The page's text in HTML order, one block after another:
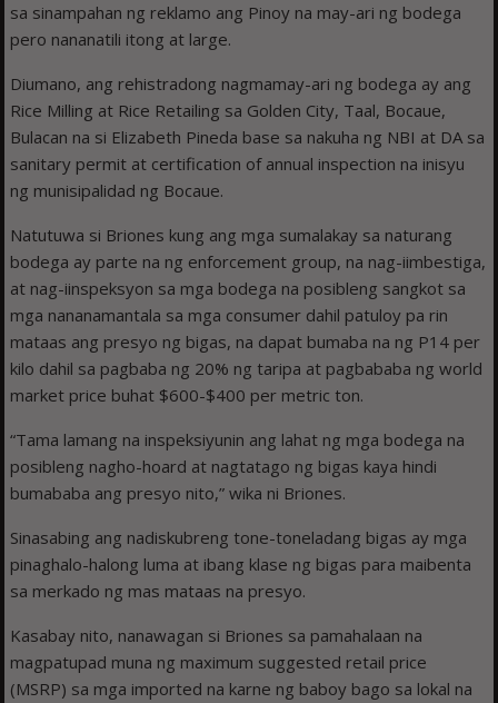
sa sinampahan ng reklamo ang Pinoy na may-ari ng bodega
pero nananatili itong at large.
Diumano, ang rehistradong nagmamay-ari ng bodega ay ang
Rice Milling at Rice Retailing sa Golden City, Taal, Bocaue,
Bulacan na si Elizabeth Pineda base sa nakuha ng NBI at DA sa
sanitary permit at certification of annual inspection na inisyu
ng munisipalidad ng Bocaue.
Natutuwa si Briones kung ang mga sumalakay sa naturang
bodega ay parte na ng enforcement group, na nag-iimbestiga,
at nag-iinspeksyon sa mga bodega na posibleng sangkot sa
mga nananamantala sa mga consumer dahil patuloy pa rin
mataas ang presyo ng bigas, na dapat bumaba na ng P14 per
kilo dahil sa pagbaba ng 20% ng taripa at pagbababa ng world
market price buhat $600-$400 per metric ton.
“Tama lamang na inspeksiyunin ang lahat ng mga bodega na
posibleng nagho-hoard at nagtatago ng bigas kaya hindi
bumababa ang presyo nito,” wika ni Briones.
Sinasabing ang nadiskubreng tone-toneladang bigas ay mga
pinaghalo-halong luma at ibang klase ng bigas para maibenta
sa merkado ng mas mataas na presyo.
Kasabay nito, nanawagan si Briones sa pamahalaan na
magpatupad muna ng maximum suggested retail price
(MSRP) sa mga imported na karne ng baboy bago sa lokal na